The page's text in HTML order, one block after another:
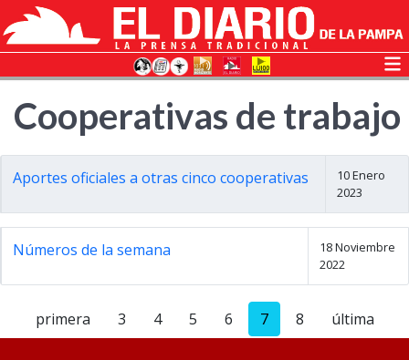
Cooperativas de trabajo
Aportes oficiales a otras cinco cooperativas
10 Enero
2023
Números de la semana
18 Noviembre
2022
primera 3 4 5 6 7 8 última